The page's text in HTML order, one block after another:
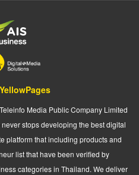
Media Public Company Limited
stops developing the best digital
platform that including products and
list that have been verified by
categories in Thailand. We deliver